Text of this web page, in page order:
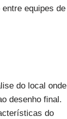
equipes de
do local onde
desenho final.
do